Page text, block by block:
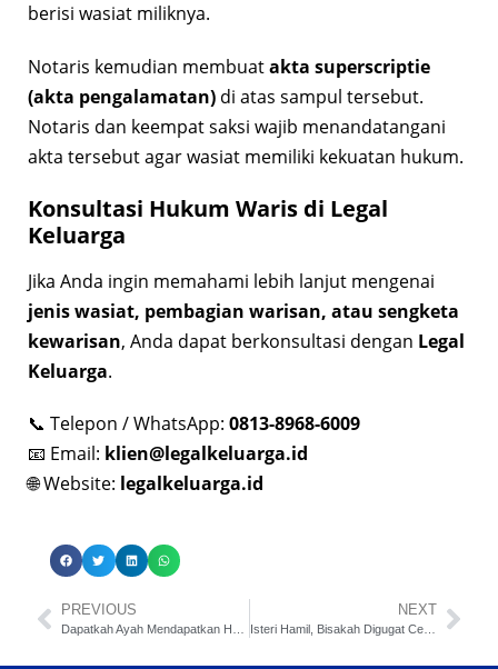
berisi wasiat miliknya.
Notaris kemudian membuatakta superscriptie
(akta pengalamatan) di atas sampul tersebut.
Notaris dan keempat saksi wajib menandatangani
akta tersebut agar wasiat memiliki kekuatan hukum.
Konsultasi Hukum Waris di Legal
Keluarga
Jika Anda ingin memahami lebih lanjut mengenai
jenis wasiat, pembagian warisan, atau sengketa
kewarisan, Anda dapat berkonsultasi dengan Legal
Keluarga.
📞 Telepon / WhatsApp: 0813-8968-6009
📧 Email: klien@legalkeluarga.id
🌐 Website: legalkeluarga.id
PREVIOUS
Dapatkah Ayah Mendapatkan Hak Asuh Anak ?
NEXT
Isteri Hamil, Bisakah Digugat Cerai ?